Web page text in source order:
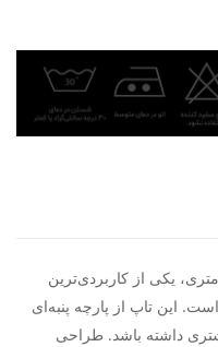
حلقه‌ای با یقه ۳ سانتی‌متری، یکی از کاربردی‌ترین
این تاپ از پارچه پنبه‌ای
داشته باشد. طراحی